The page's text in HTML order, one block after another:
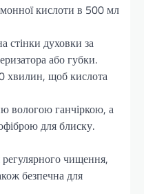
кислоти в 500 мл
стінки духовки за
або губки.
хвилин, щоб кислота
вологою ганчіркою, а
для блиску.
чищення,
безпечна для